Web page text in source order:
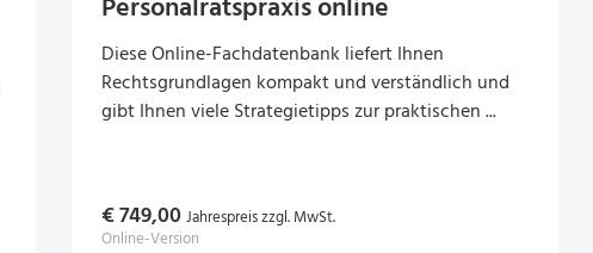
Per­so­nal­rats­praxis online
Diese Online-Fachdatenbank liefert Ihnen
Rechtsgrundlagen kompakt und verständlich und
gibt Ihnen viele Strategietipps zur praktischen ...
€ 749,00Jahrespreis zzgl. MwSt.
Online-Version